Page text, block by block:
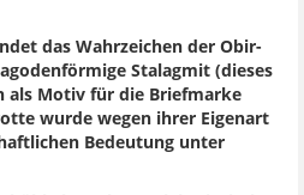
das Wahrzeichen der Obir-
Stalagmit (dieses
als Motiv für die Briefmarke
wurde wegen ihrer Eigenart
Bedeutung unter